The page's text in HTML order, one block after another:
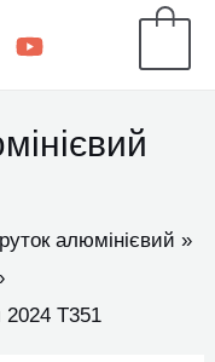
алюмінієвий
2024 Т351